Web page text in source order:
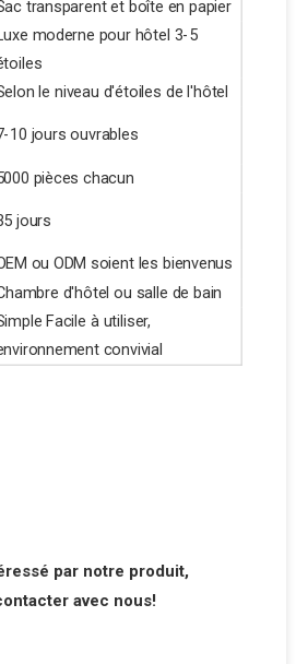
transparent et boîte en papier
moderne pour hôtel 3-5
le niveau d'étoiles de l'hôtel
10 jours ouvrables
pièces chacun
jours
ou ODM soient les bienvenus
d'hôtel ou salle de bain
Facile à utiliser,
convivial
par notre produit,
avec nous!